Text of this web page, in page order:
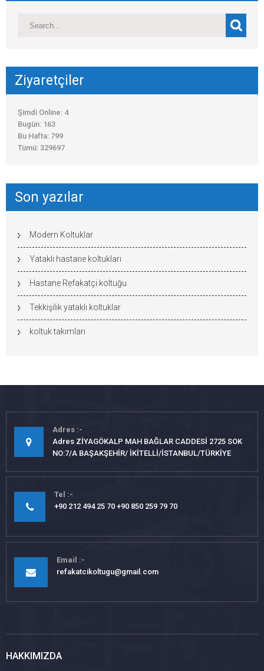
Ziyaretçiler
Şimdi Online: 4
Bugün: 163
Bu Hafta: 799
Tümü: 329697
Son yazılar
Modern Koltuklar
Yataklı hastane koltukları
Hastane Refakatçi koltuğu
Tekkişilik yataklı koltuklar
koltuk takımları
Adres
Adres ZİYAGÖKALP MAH BAĞLAR CADDESİ 2725 SOK
NO:7/A BAŞAKŞEHİR/ İKİTELLİ/İSTANBUL/TÜRKİYE
Tel
+90 212 494 25 70 +90 850 259 79 70
Email
refakatcikoltugu@gmail.com
HAKKIMIZDA